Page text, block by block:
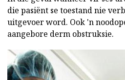
die pasiënt se toestand nie
uitgevoer word. Ook 'n
aangebore derm obstruksie.